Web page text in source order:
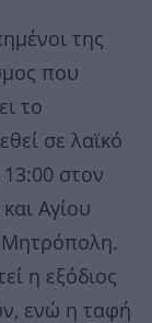
της
που
το
σε λαϊκό
στον
Αγίου
Μητρόπολη.
η εξόδιος
ενώ η ταφή